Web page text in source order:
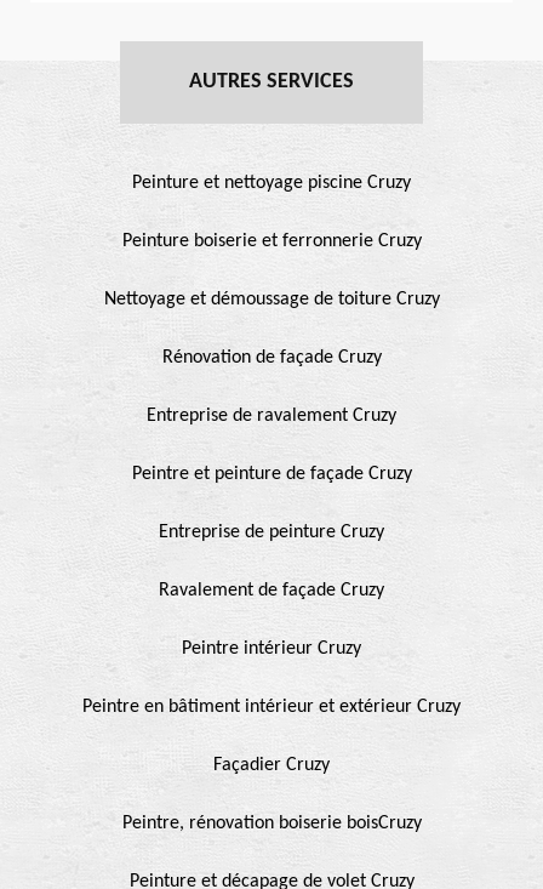
AUTRES SERVICES
Peinture et nettoyage piscine Cruzy
Peinture boiserie et ferronnerie Cruzy
Nettoyage et démoussage de toiture Cruzy
Rénovation de façade Cruzy
Entreprise de ravalement Cruzy
Peintre et peinture de façade Cruzy
Entreprise de peinture Cruzy
Ravalement de façade Cruzy
Peintre intérieur Cruzy
Peintre en bâtiment intérieur et extérieur Cruzy
Façadier Cruzy
Peintre, rénovation boiserie boisCruzy
Peinture et décapage de volet Cruzy